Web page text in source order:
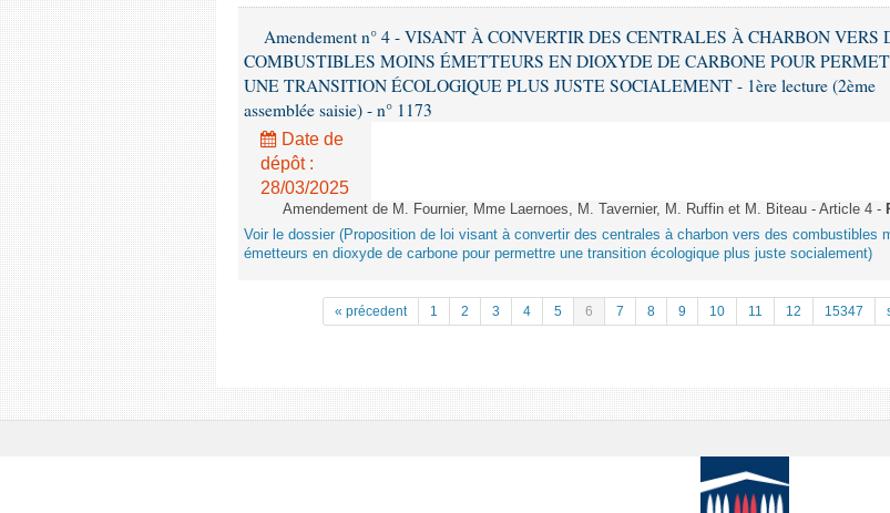
Amendement n° 4 - VISANT À CONVERTIR DES CENTRALES À CHARBON VERS
COMBUSTIBLES MOINS ÉMETTEURS EN DIOXYDE DE CARBONE POUR
UNE TRANSITION ÉCOLOGIQUE PLUS JUSTE SOCIALEMENT - 1ère lecture (2ème
assemblée saisie) - n° 1173
Date de
dépôt :
28/03/2025
Amendement de M. Fournier, Mme Laernoes, M. Tavernier, M. Ruffin et M. Biteau - Article 4 -
Voir le dossier (Proposition de loi visant à convertir des centrales à charbon vers des combustibles
émetteurs en dioxyde de carbone pour permettre une transition écologique plus juste socialement)
« précedent 1 2 3 4 5 6 7 8 9 10 11 12 15347